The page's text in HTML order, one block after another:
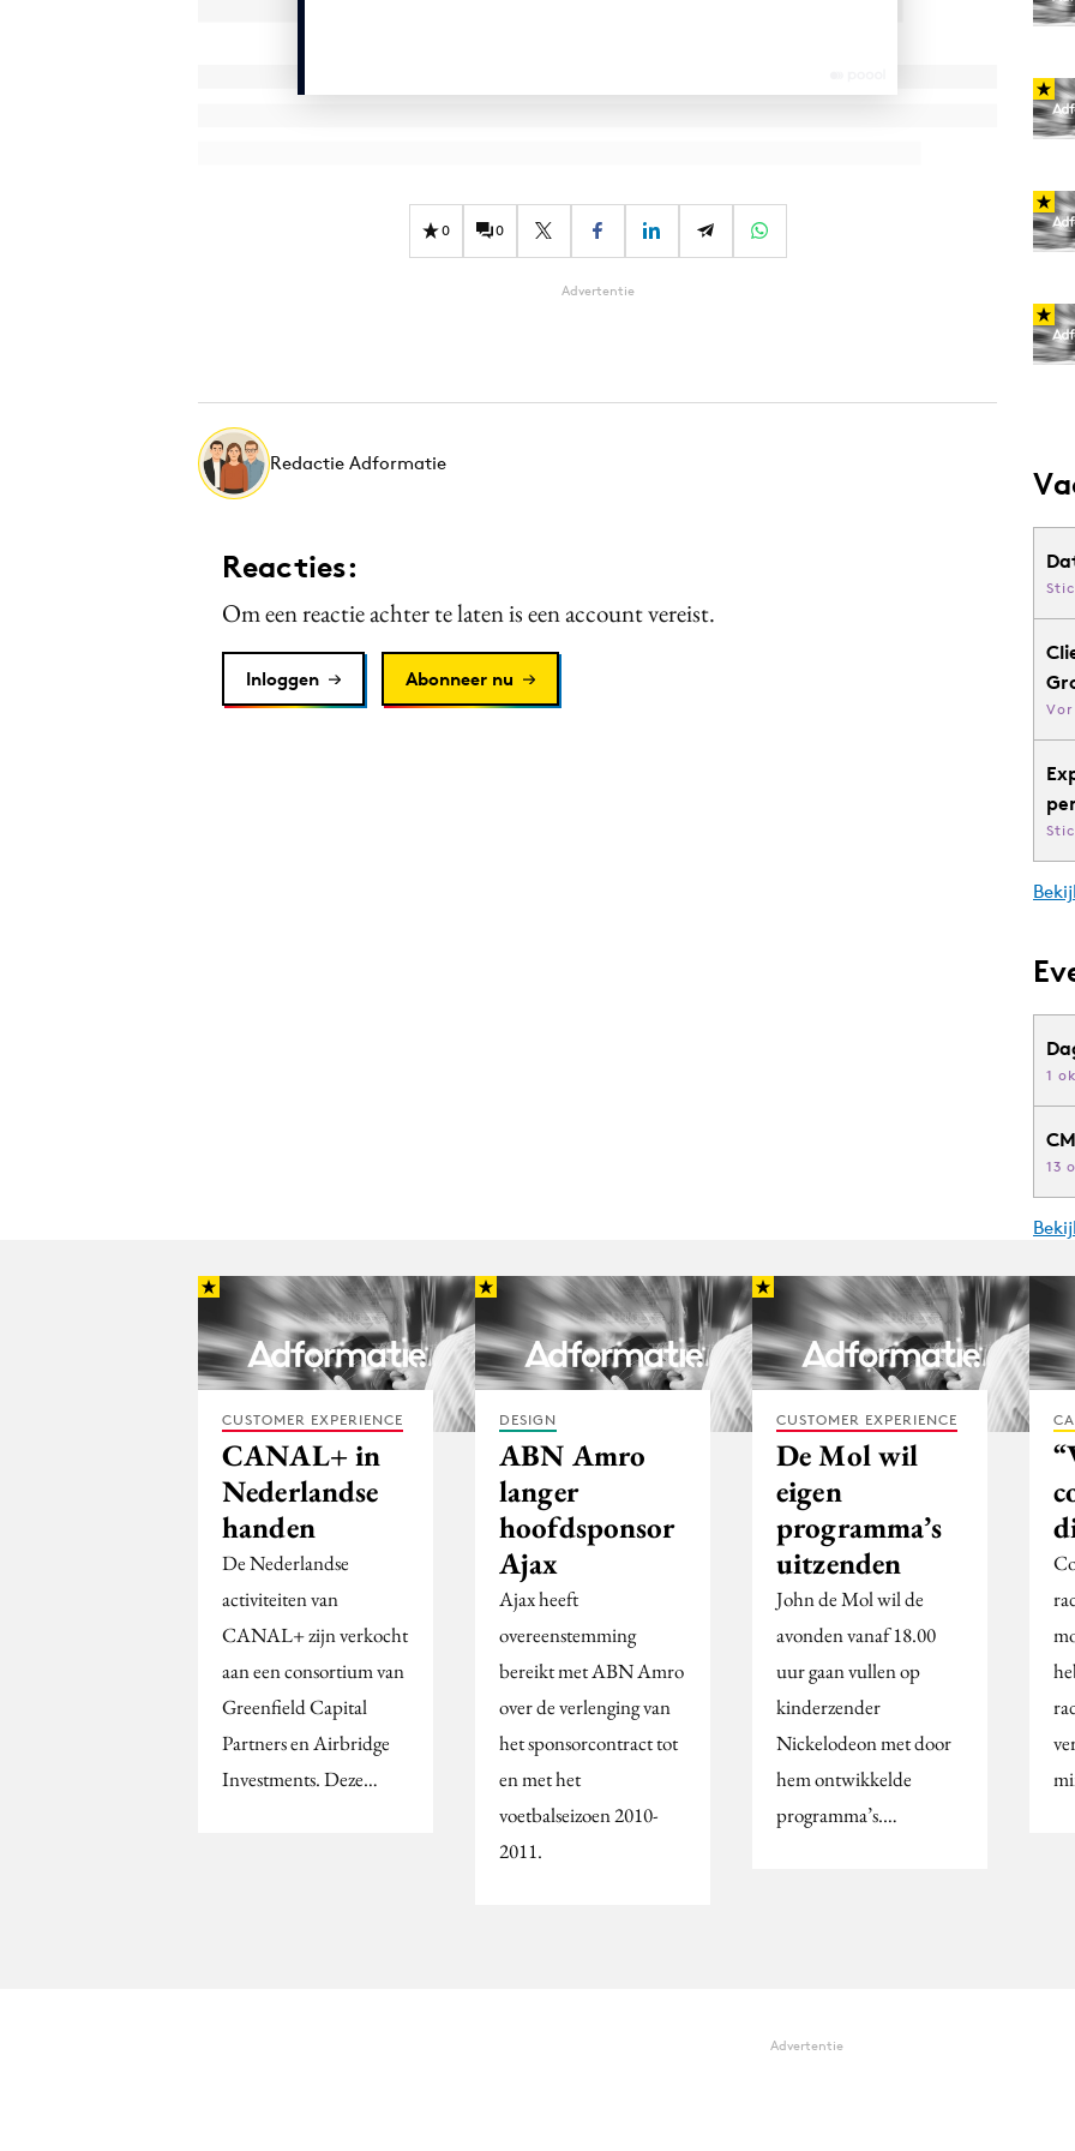
0 0
Advertentie
Redactie Adformatie
Reacties:
Om een reactie achter te laten is een account vereist.
Inloggen Abonneer nu
1
13
CUSTOMER EXPERIENCE
CANAL+ in
Nederlandse
handen
De Nederlandse
activiteiten van
CANAL+ zijn verkocht
aan een consortium van
Greenfield Capital
Partners en Airbridge
Investments. Deze…
DESIGN
ABN Amro
langer
hoofdsponsor
Ajax
Ajax heeft
overeenstemming
bereikt met ABN Amro
over de verlenging van
het sponsorcontract tot
en met het
voetbalseizoen 2010-
2011.
CUSTOMER EXPERIENCE
De Mol wil
eigen
programma’s
uitzenden
John de Mol wil de
avonden vanaf 18.00
uur gaan vullen op
kinderzender
Nickelodeon met door
hem ontwikkelde
programma’s.…
Advertentie